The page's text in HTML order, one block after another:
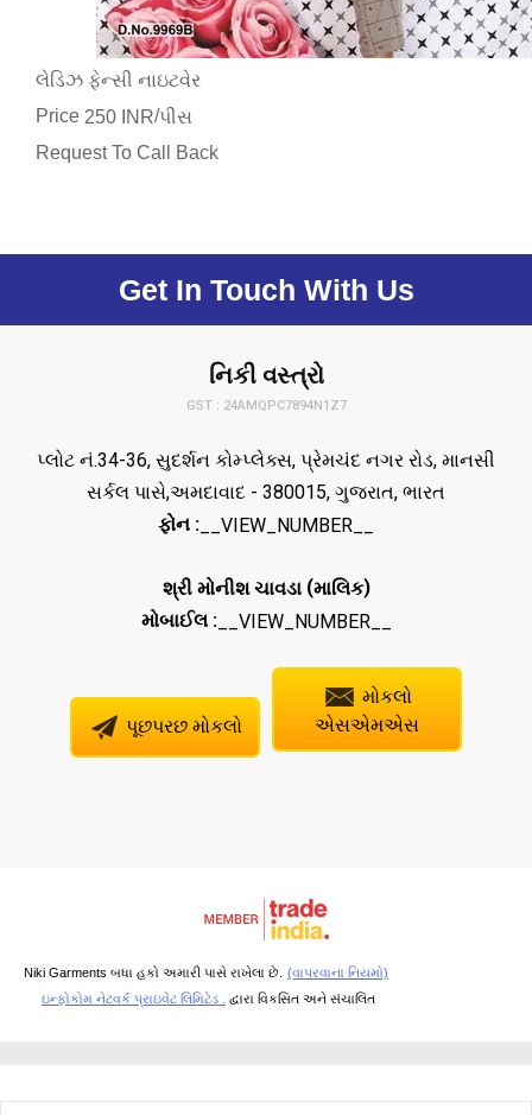
લેડિઝ ફેન્સી નાઇટવેર
Price 250 INR/પીસ
Request To Call Back
Get In Touch With Us
નિકી વસ્ત્રો
GST : 24AMQPC7894N1Z7
પ્લોટ નં.34-36, સુદર્શન કોમ્પ્લેક્સ, પ્રેમચંદ નગર રોડ, માનસી
સર્કલ પાસે,અમદાવાદ - 380015, ગુજરાત, ભારત
ફોન : __VIEW_NUMBER__
શ્રી મોનીશ ચાવડા(માલિક)
મોબાઈલ :__VIEW_NUMBER__
પૂછપરછ મોકલો
મોકલો
એસએમએસ
Niki Garments બધા હકો અમારી પાસે રાખેલા છે.
(વાપરવાના નિયમો)
ઇન્ફોકોમ નેટવર્ક પ્રાઇવેટ લિમિટેડ .
દ્વારા વિકસિત અને સંચાલિત